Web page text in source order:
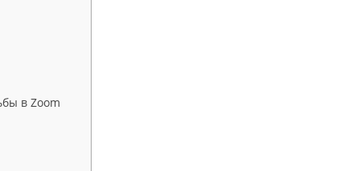
в Zoom